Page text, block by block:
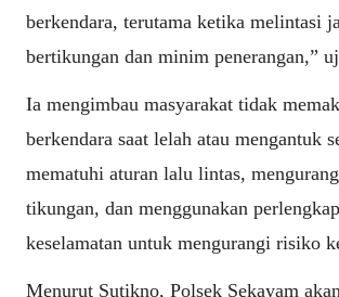
berkendara, terutama ketika melintasi
bertikungan dan minim penerangan,”
Ia mengimbau masyarakat tidak
berkendara saat lelah atau mengantuk
mematuhi aturan lalu lintas,
tikungan, dan menggunakan
keselamatan untuk mengurangi risiko
Menurut Sutikno, Polsek Sekayam